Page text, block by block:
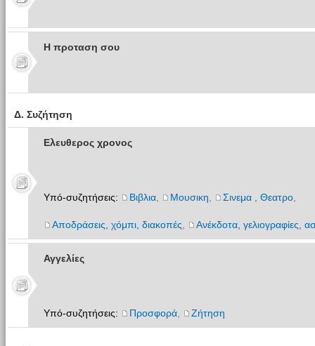
Η προταση σου
Δ. Συζήτηση
Ελευθερος χρονος
Υπό-συζητήσεις: Βιβλια, Μουσικη Σινεμα , Θεατρο,
Αποδράσεις, χόμπι, διακοπές Ανέκδοτα, γελιογραφίες,
Αγγελίες
Υπό-συζητήσεις: Προσφορά, Ζήτηση